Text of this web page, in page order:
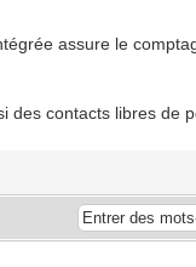
assure le
des contacts libres de